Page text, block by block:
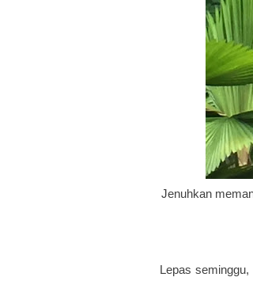
Jenuhkan
Lepas